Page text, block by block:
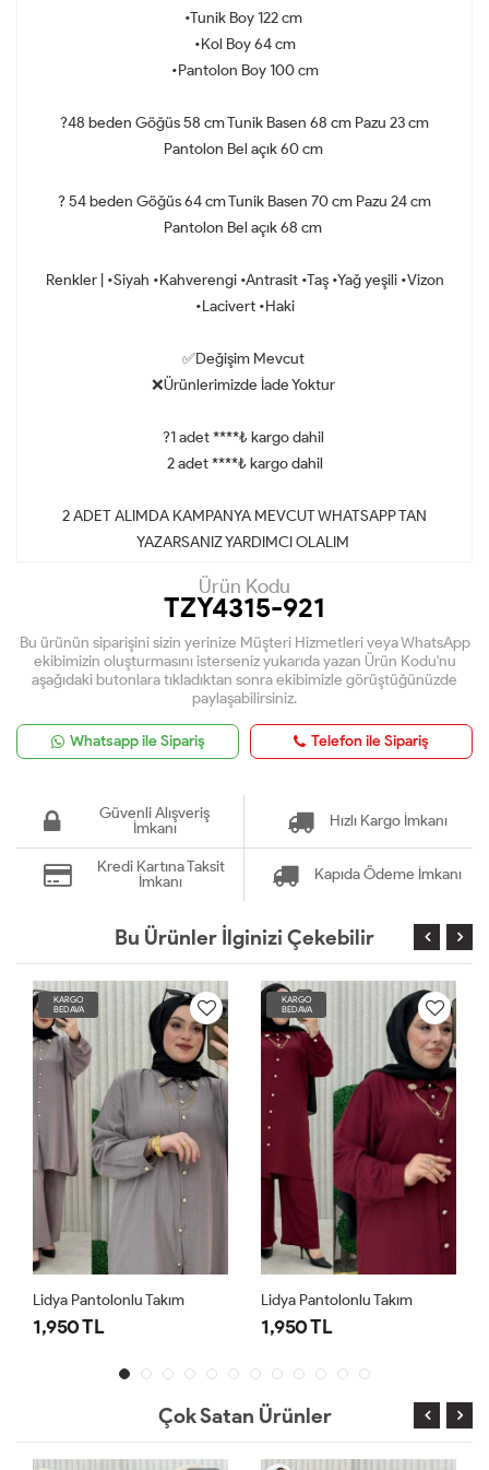
•Tunik Boy 122 cm
•Kol Boy 64 cm
•Pantolon Boy 100 cm
?48 beden Göğüs 58 cm Tunik Basen 68 cm Pazu 23 cm
Pantolon Bel açık 60 cm
? 54 beden Göğüs 64 cm Tunik Basen 70 cm Pazu 24 cm
Pantolon Bel açık 68 cm
Renkler | •Siyah •Kahverengi •Antrasit •Taş •Yağ yeşili •Vizon
•Lacivert •Haki
✅Değişim Mevcut
❌Ürünlerimizde İade Yoktur
?1 adet ****₺ kargo dahil
2 adet ****₺ kargo dahil
2 ADET ALIMDA KAMPANYA MEVCUT WHATSAPP TAN
YAZARSANIZ YARDIMCI OLALIM
Ürün Kodu
TZY4315-921
Bu ürünün siparişini sizin yerinize Müşteri Hizmetleri veya WhatsApp
ekibimizin oluşturmasını isterseniz yukarıda yazan Ürün Kodu'nu
aşağıdaki butonlara tıkladıktan sonra ekibimizle görüştüğünüzde
paylaşabilirsiniz.
Whatsapp ile Sipariş Telefon ile Sipariş
Güvenli Alışveriş
İmkanı
Hızlı Kargo İmkanı
Kredi Kartına Taksit
İmkanı
Kapıda Ödeme İmkanı
Bu Ürünler İlginizi Çekebilir
KARGO
BEDAVA
Lidya Pantolonlu Takım
1,950 TL
KARGO
BEDAVA
Lidya Pantolonlu Takım
1,950 TL
Çok Satan Ürünler